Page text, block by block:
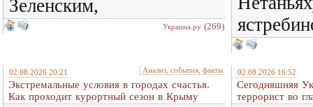
Зеленским,
Украина.ру (269)
02.08.2026 20:21 Анализ, события, факты
Экстремальные условия в городах счастья.
Как проходит курортный сезон в Крыму
02.08.2026 16:52
Сегодняшняя
террорист во